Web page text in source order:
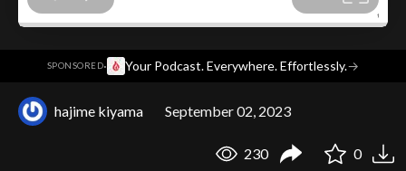
SPONSORED· Your Podcast. Everywhere. Effortlessly.→
hajime kiyama September 02, 2023
230 0